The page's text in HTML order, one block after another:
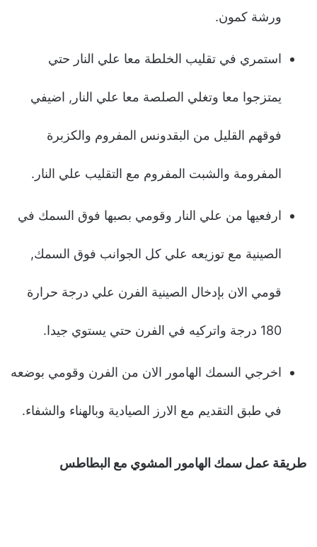
ورشة كمون.
استمري في تقليب الخلطة معا علي النار حتي
يمتزجوا معا وتغلي الصلصة معا علي النار, اضيفي
فوقهم القليل من البقدونس المفروم والكزبرة
المفرومة والشبت المفروم مع التقليب علي النار.
ارفعيها من علي النار وقومي بصبها فوق السمك في
الصينية مع توزيعه علي كل الجوانب فوق السمك,
قومي الان بإدخال الصينية الفرن علي درجة حرارة
180 درجة واتركيه في الفرن حتي يستوي جيدا.
اخرجي السمك الهامور الان من الفرن وقومي بوضعه
في طبق التقديم مع الارز الصيادية وبالهناء والشفاء.
طريقة عمل سمك الهامور المشوي مع البطاطس